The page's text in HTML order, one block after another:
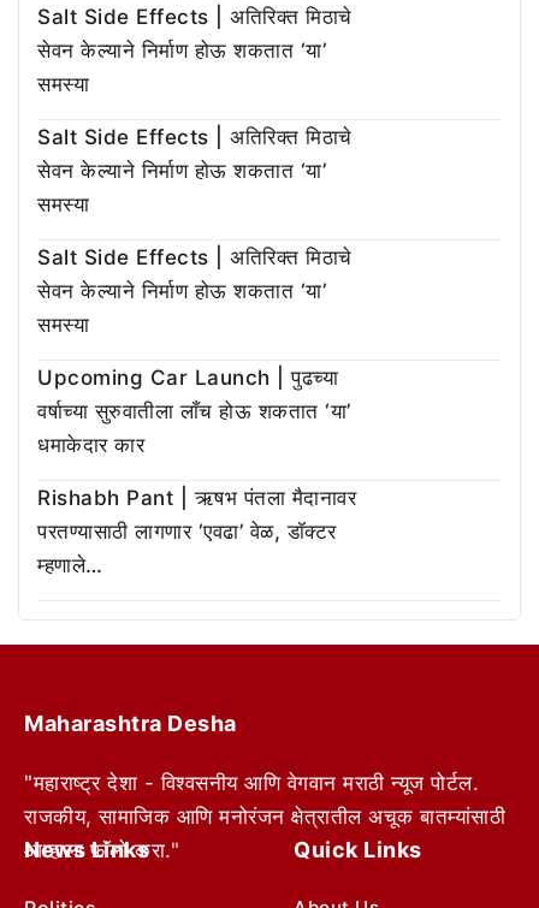
Salt Side Effects | अतिरिक्त मिठाचे
सेवन केल्याने निर्माण होऊ शकतात ‘या’
समस्या
Salt Side Effects | अतिरिक्त मिठाचे
सेवन केल्याने निर्माण होऊ शकतात ‘या’
समस्या
Salt Side Effects | अतिरिक्त मिठाचे
सेवन केल्याने निर्माण होऊ शकतात ‘या’
समस्या
Upcoming Car Launch | पुढच्या
वर्षाच्या सुरुवातीला लाँच होऊ शकतात ‘या’
धमाकेदार कार
Rishabh Pant | ऋषभ पंतला मैदानावर
परतण्यासाठी लागणार ‘एवढा’ वेळ, डॉक्टर
म्हणाले…
Maharashtra Desha
"महाराष्ट्र देशा - विश्वसनीय आणि वेगवान मराठी न्यूज पोर्टल.
राजकीय, सामाजिक आणि मनोरंजन क्षेत्रातील अचूक बातम्यांसाठी
आम्हाला फॉलो करा."
News Links Quick Links